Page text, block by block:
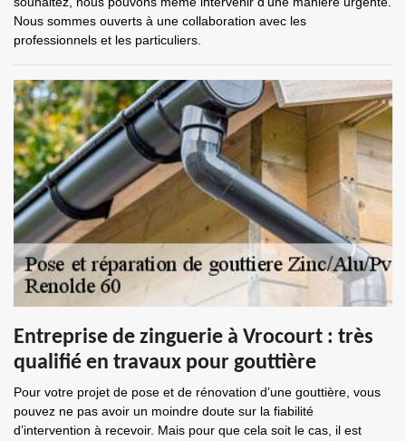
Nous sommes ouverts à une collaboration avec les
professionnels et les particuliers.
Entreprise de zinguerie à Vrocourt : très
qualifié en travaux pour gouttière
Pour votre projet de pose et de rénovation d’une gouttière, vous
pouvez ne pas avoir un moindre doute sur la fiabilité
d’intervention à recevoir. Mais pour que cela soit le cas, il est